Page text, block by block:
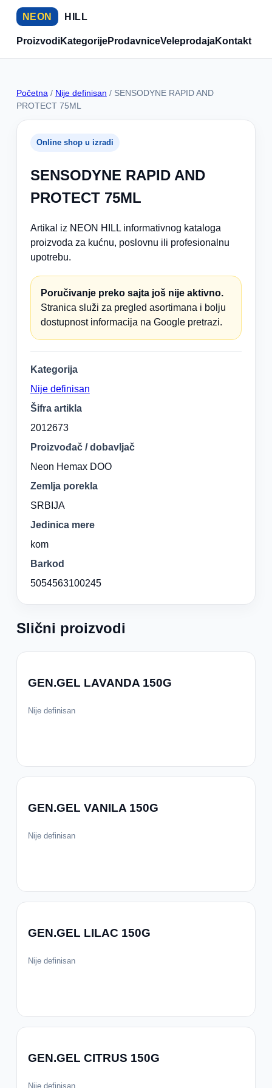
NEON HILL
ProizvodiKategorijeProdavniceVeleprodajaKontakt
Početna / Nije definisan / SENSODYNE RAPID AND
PROTECT 75ML
Online shop u izradi
SENSODYNE RAPID AND
PROTECT 75ML
Artikal iz NEON HILL informativnog kataloga
proizvoda za kućnu, poslovnu ili profesionalnu
upotrebu.
Poručivanje preko sajta još nije aktivno.
Stranica služi za pregled asortimana i bolju
dostupnost informacija na Google pretrazi.
Kategorija
Nije definisan
Šifra artikla
2012673
Proizvođač / dobavljač
Neon Hemax DOO
Zemlja porekla
SRBIJA
Jedinica mere
kom
Barkod
5054563100245
Slični proizvodi
GEN.GEL LAVANDA 150G
Nije definisan
GEN.GEL VANILA 150G
Nije definisan
GEN.GEL LILAC 150G
Nije definisan
GEN.GEL CITRUS 150G
Nije definisan